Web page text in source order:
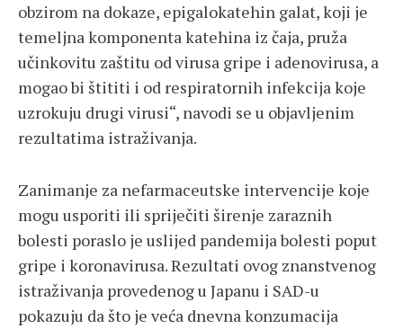
obzirom na dokaze, epigalokatehin galat, koji je
temeljna komponenta katehina iz čaja, pruža
učinkovitu zaštitu od virusa gripe i adenovirusa, a
mogao bi štititi i od respiratornih infekcija koje
uzrokuju drugi virusi“, navodi se u objavljenim
rezultatima istraživanja.
Zanimanje za nefarmaceutske intervencije koje
mogu usporiti ili spriječiti širenje zaraznih
bolesti poraslo je uslijed pandemija bolesti poput
gripe i koronavirusa. Rezultati ovog znanstvenog
istraživanja provedenog u Japanu i SAD-u
pokazuju da što je veća dnevna konzumacija